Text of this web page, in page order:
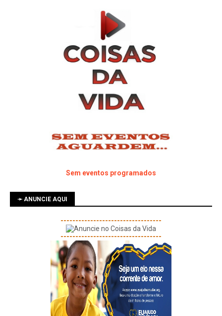
Sem eventos programados
➛ ANUNCIE AQUI
----------------------------------
----------------------------------